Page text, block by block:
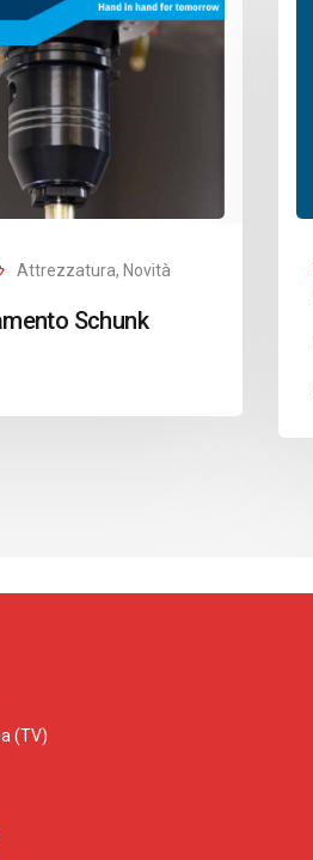
Attrezzatura, Novità
Schunk
(TV)